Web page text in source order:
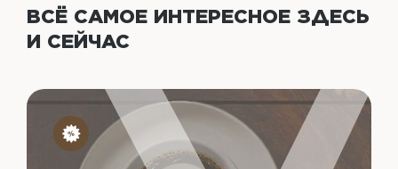
ВСЁ САМОЕ ИНТЕРЕСНОЕ ЗДЕСЬ
И СЕЙЧАС